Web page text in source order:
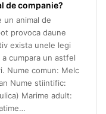
de companie?
un animal de
provoca daune
exista unele legi
cumpara un astfel
Nume comun: Melc
Nume stiintific:
Marime adult: